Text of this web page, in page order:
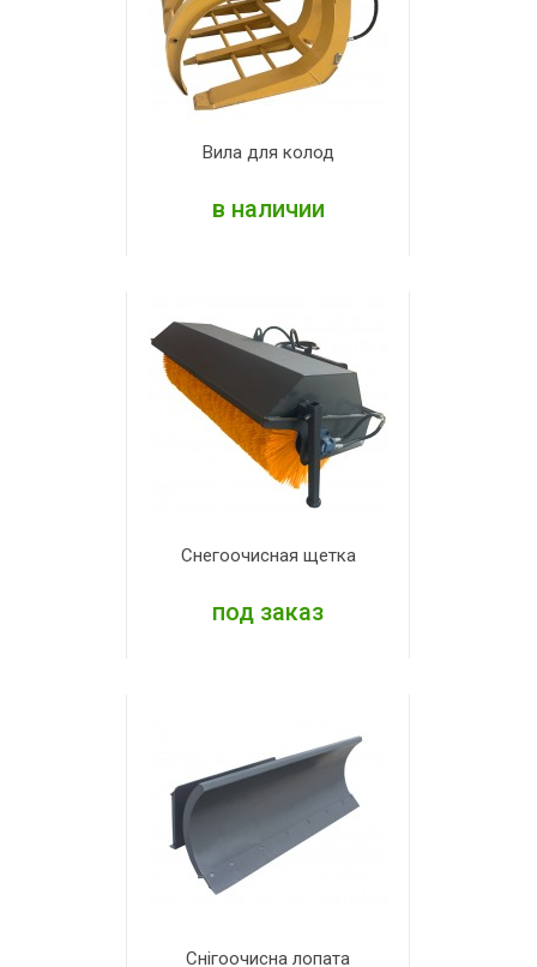
Вила для колод
в наличии
Снегоочисная щетка
под заказ
Снігоочисна лопата